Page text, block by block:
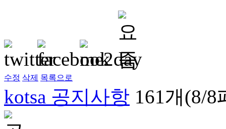
수정 삭제 목록으로
kotsa 공지사항 161개(8/8